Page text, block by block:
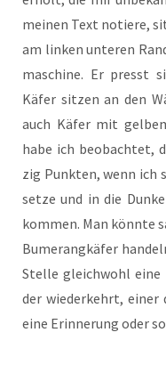
mei­nen Text notie­re,
am lin­ken unte­ren
ma­schi­ne. Er presst
Käfer sit­zen an den
auch Käfer mit
habe ich beob­ach­tet,
zig Punk­ten, wenn ich
set­ze und in die
kom­men. Man könn­te
Bume­rang­kä­fer
Stel­le gleich­wohl
der wie­der­kehrt,
eine Erin­ne­rung oder